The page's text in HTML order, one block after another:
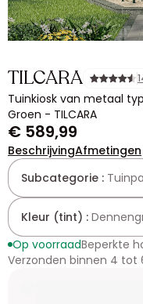
TILCARA
Tuinkiosk van metaal
Groen - TILCARA
€ 589,99
BeschrijvingAfmetingen
Subcategorie :
Kleur (tint) :
Op voorraadBeperkte
Verzonden binnen 4 tot